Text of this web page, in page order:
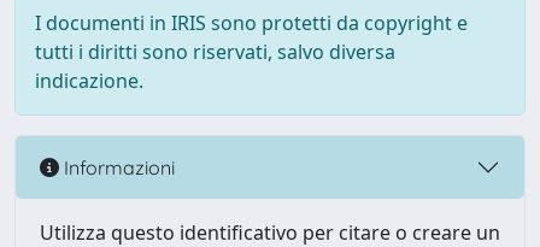
I documenti in IRIS sono protetti da copyright e
tutti i diritti sono riservati, salvo diversa
indicazione.
Informazioni
Utilizza questo identificativo per citare o creare un